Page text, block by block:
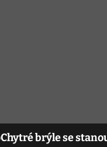
Chytré brýle se